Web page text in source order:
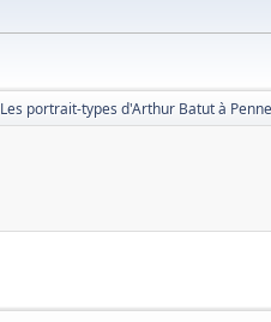
Les portrait-types d'Arthur Batut à Penne